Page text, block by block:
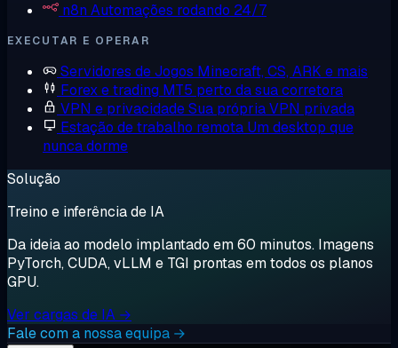
n8n Automações rodando 24/7
EXECUTAR E OPERAR
Servidores de Jogos Minecraft, CS, ARK e mais
Forex e trading MT5 perto da sua corretora
VPN e privacidadeSua própria VPN privada
Estação de trabalho remota Um desktop que
nunca dorme
Solução
Treino e inferência de IA
Da ideia ao modelo implantado em 60 minutos. Imagens
PyTorch, CUDA, vLLM e TGI prontas em todos os planos
GPU.
Ver cargas de IA →
Fale com a nossa equipa →